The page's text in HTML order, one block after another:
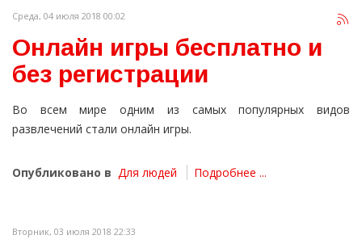
Среда, 04 июля 2018 00:02
Онлайн игры бесплатно и
без регистрации
Во всем мире одним из самых популярных видов
развлечений стали онлайн игры.
Опубликовано в Для людей Подробнее ...
Вторник, 03 июля 2018 22:33